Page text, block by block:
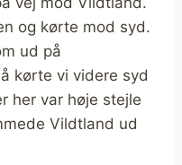
og kørte mod syd.
ud på
kørte vi videre syd
her var høje stejle
Vildtland ud